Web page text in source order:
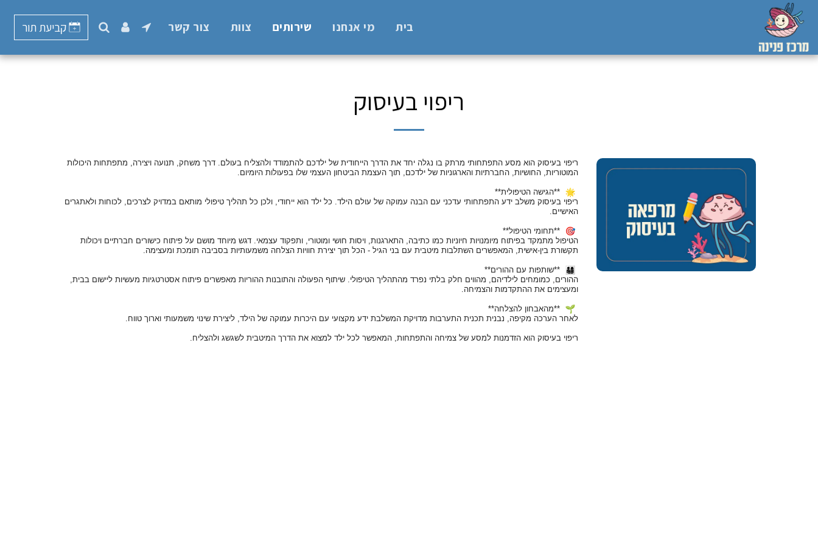
בית מי אנחנו שירותים צוות צור קשר קביעת תור
ריפוי בעיסוק
ריפוי בעיסוק הוא מסע התפתחותי מרתק בו נגלה יחד את הדרך הייחודית של ילדכם להתמודד ולהצליח בעולם. דרך משחק, תנועה ויצירה, מתפתחות היכולות
המוטוריות, החושיות, החברתיות והארגוניות של ילדכם, תוך העצמת הביטחון העצמי שלו בפעולות היומיום.
**הגישה הטיפולית**
ריפוי בעיסוק משלב ידע התפתחותי עדכני עם הבנה עמוקה של עולם הילד. כל ילד הוא ייחודי, ולכן כל תהליך טיפולי מותאם במדויק לצרכים, לכוחות ולאתגרים
האישיים.
**תחומי הטיפול**
הטיפול מתמקד בפיתוח מיומנויות חיוניות כמו כתיבה, התארגנות, ויסות חושי ומוטורי, ותפקוד עצמאי. דגש מיוחד מושם על פיתוח כישורים חברתיים ויכולות
תקשורת בין-אישית, המאפשרים השתלבות מיטבית עם בני הגיל - הכל תוך יצירת חוויות הצלחה משמעותיות בסביבה תומכת ומעצימה.
**שותפות עם ההורים**
ההורים, כמומחים לילדיהם, מהווים חלק בלתי נפרד מהתהליך הטיפולי. שיתוף הפעולה והתובנות ההוריות מאפשרים פיתוח אסטרטגיות מעשיות ליישום בבית,
ומעצימים את ההתקדמות והצמיחה.
**מהאבחון להצלחה**
לאחר הערכה מקיפה, נבנית תכנית התערבות מדויקת המשלבת ידע מקצועי עם היכרות עמוקה של הילד, ליצירת שינוי משמעותי וארוך טווח.
ריפוי בעיסוק הוא הזדמנות למסע של צמיחה והתפתחות, המאפשר לכל ילד למצוא את הדרך המיטבית לשגשג ולהצליח.